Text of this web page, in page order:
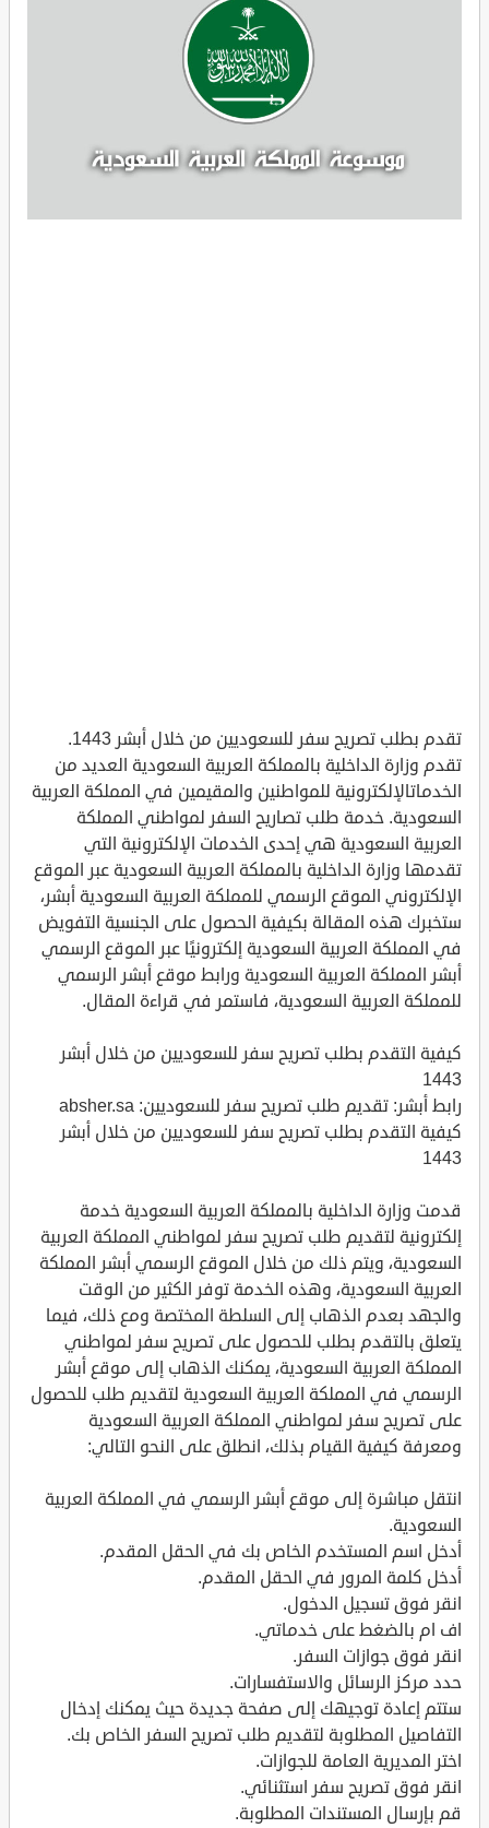
تقدم بطلب تصريح سفر للسعوديين من خلال أبشر 1443.
تقدم وزارة الداخلية بالمملكة العربية السعودية العديد من
الخدماتالإلكترونية للمواطنين والمقيمين في المملكة العربية
السعودية. خدمة طلب تصاريح السفر لمواطني المملكة
العربية السعودية هي إحدى الخدمات الإلكترونية التي
تقدمها وزارة الداخلية بالمملكة العربية السعودية عبر الموقع
الإلكتروني الموقع الرسمي للمملكة العربية السعودية أبشر،
ستخبرك هذه المقالة بكيفية الحصول على الجنسية التفويض
في المملكة العربية السعودية إلكترونيًا عبر الموقع الرسمي
أبشر المملكة العربية السعودية ورابط موقع أبشر الرسمي
للمملكة العربية السعودية، فاستمر في قراءة المقال.
كيفية التقدم بطلب تصريح سفر للسعوديين من خلال أبشر
1443
رابط أبشر: تقديم طلب تصريح سفر للسعوديين: absher.sa
كيفية التقدم بطلب تصريح سفر للسعوديين من خلال أبشر
1443
قدمت وزارة الداخلية بالمملكة العربية السعودية خدمة
إلكترونية لتقديم طلب تصريح سفر لمواطني المملكة العربية
السعودية، ويتم ذلك من خلال الموقع الرسمي أبشر المملكة
العربية السعودية، وهذه الخدمة توفر الكثير من الوقت
والجهد بعدم الذهاب إلى السلطة المختصة ومع ذلك، فيما
يتعلق بالتقدم بطلب للحصول على تصريح سفر لمواطني
المملكة العربية السعودية، يمكنك الذهاب إلى موقع أبشر
الرسمي في المملكة العربية السعودية لتقديم طلب للحصول
على تصريح سفر لمواطني المملكة العربية السعودية
ومعرفة كيفية القيام بذلك، انطلق على النحو التالي:
انتقل مباشرة إلى موقع أبشر الرسمي في المملكة العربية
السعودية.
أدخل اسم المستخدم الخاص بك في الحقل المقدم.
أدخل كلمة المرور في الحقل المقدم.
انقر فوق تسجيل الدخول.
اف ام بالضغط على خدماتي.
انقر فوق جوازات السفر.
حدد مركز الرسائل والاستفسارات.
ستتم إعادة توجيهك إلى صفحة جديدة حيث يمكنك إدخال
التفاصيل المطلوبة لتقديم طلب تصريح السفر الخاص بك.
اختر المديرية العامة للجوازات.
انقر فوق تصريح سفر استثنائي.
قم بإرسال المستندات المطلوبة.